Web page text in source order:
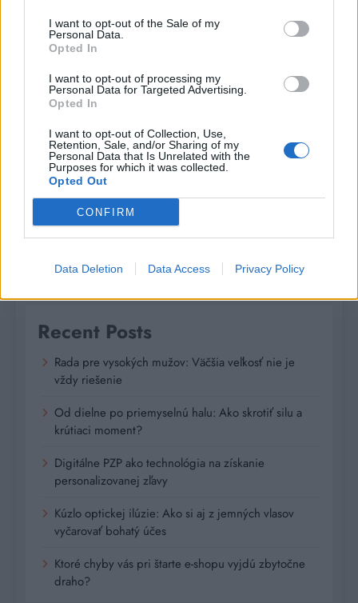
I want to opt-out of the Sale of my
Personal Data.
Opted In
I want to opt-out of processing my
Personal Data for Targeted Advertising.
Opted In
I want to opt-out of Collection, Use,
Retention, Sale, and/or Sharing of my
Personal Data that Is Unrelated with the
Purposes for which it was collected.
Opted Out
CONFIRM
Data Deletion Data Access Privacy Policy
Niet úniku – Novinka kráľovnej islandskej
krimi
Romana 3 roky ago 0
Hľadať
HĽADAŤ
Recent Posts
Rada pre vysokých mužov: Väčšia veľkosť nie je
vždy riešenie
Od dielne po priemyselnú halu: Ako skrotiť silu a
krútiaci moment?
Digitálne PZP ako technológia na získanie
personalizovanej zľavy
Kúzlo optickej ilúzie: Ako si aj z jemných vlasov
vyčarovať bohatý účes
Ktoré chyby vás pri štarte e-shopu vyjdú zbytočne
draho?